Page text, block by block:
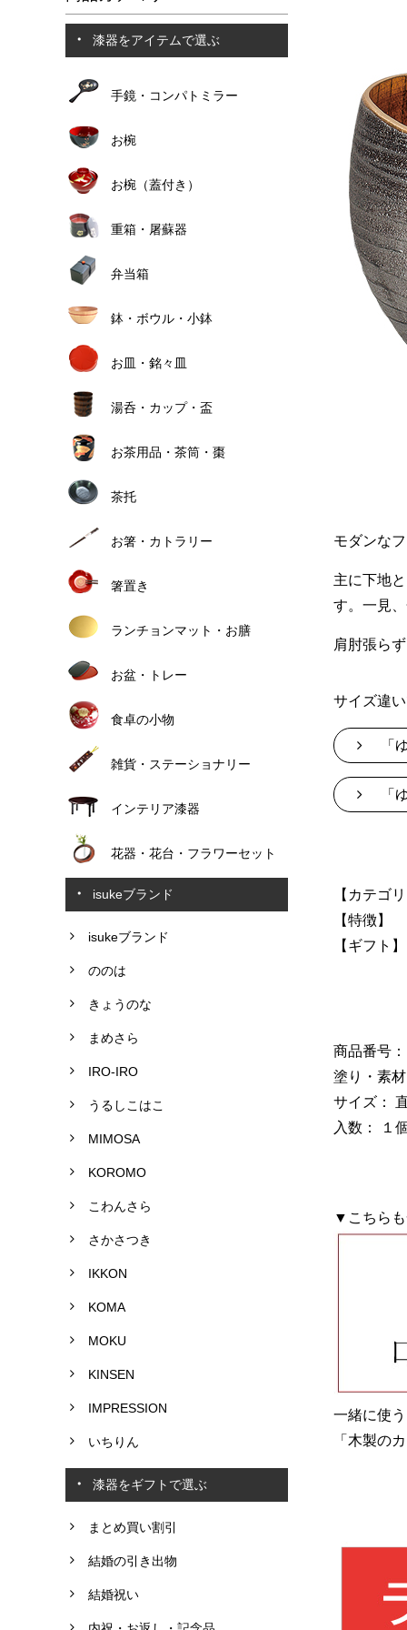
漆器をアイテムで選ぶ
手鏡・コンパトミラー
お椀
お椀（蓋付き）
重箱・屠蘇器
弁当箱
鉢・ボウル・小鉢
お皿・銘々皿
湯呑・カップ・盃
お茶用品・茶筒・棗
茶托
お箸・カトラリー
箸置き
ランチョンマット・お膳
お盆・トレー
食卓の小物
雑貨・ステーショナリー
インテリア漆器
花器・花台・フラワーセット
isukeブランド
isukeブランド
ののは
きょうのな
まめさら
IRO-IRO
うるしこはこ
MIMOSA
KOROMO
こわんさら
さかさつき
IKKON
KOMA
MOKU
KINSEN
IMPRESSION
いちりん
漆器をギフトで選ぶ
まとめ買い割引
結婚の引き出物
結婚祝い
モダンな
主に下地
す。一見
肩肘張ら
サイズ違
「
「
【カテゴ
【特徴】
【ギフト
商品番号
塗り・素
サイズ：
入数： １
▼こちら
一緒に使
「木製の